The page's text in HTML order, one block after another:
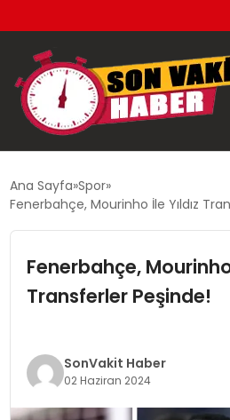
DÜNYA
SPOR
TEKNOLOJI
Ana Sayfa Spor
Fenerbahçe, Mourinho İle Yıldız
Fenerbahçe, Mourinho
Transferler Peşinde!
SonVakit Haber
02 Haziran 2024